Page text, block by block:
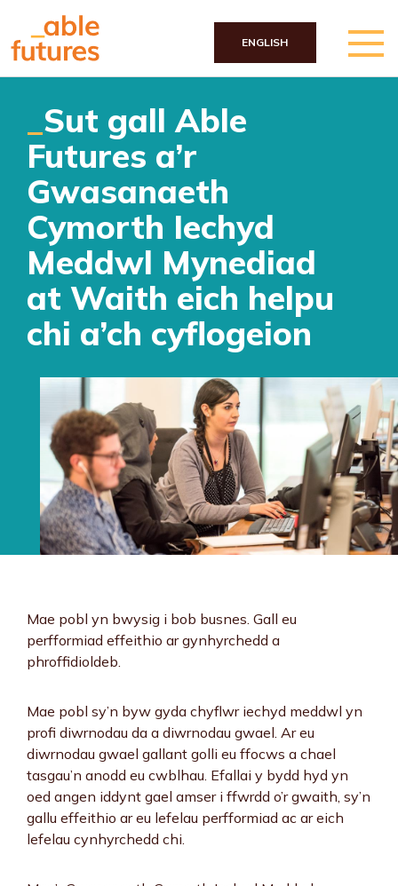
ENGLISH
Sut gall Able
Futures a’r
Gwasanaeth
Cymorth Iechyd
Meddwl Mynediad
at Waith eich helpu
chi a’ch cyflogeion
Mae pobl yn bwysig i bob busnes. Gall eu
perfformiad effeithio ar gynhyrchedd a
phroffidioldeb.
Mae pobl sy’n byw gyda chyflwr iechyd meddwl yn
profi diwrnodau da a diwrnodau gwael. Ar eu
diwrnodau gwael gallant golli eu ffocws a chael
tasgau’n anodd eu cwblhau. Efallai y bydd hyd yn
oed angen iddynt gael amser i ffwrdd o’r gwaith, sy’n
gallu effeithio ar eu lefelau perfformiad ac ar eich
lefelau cynhyrchedd chi.